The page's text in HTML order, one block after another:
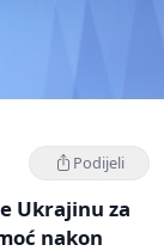
Podijeli
Ukrajinu za
nakon